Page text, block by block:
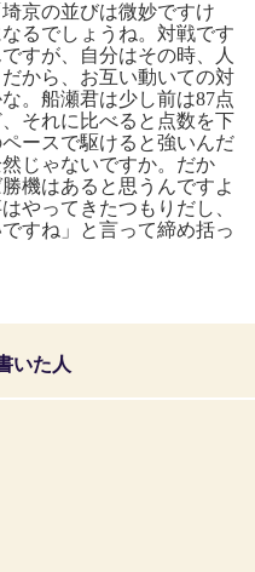
京の並びは微妙ですけ
るでしょうね。対戦です
すが、自分はその時、人
から、お互い動いての対
。船瀬君は少し前は87点
それに比べると点数を下
ースで駆けると強いんだ
じゃないですか。だか
機はあると思うんですよ
やってきたつもりだし、
すね」と言って締め括っ
いた人